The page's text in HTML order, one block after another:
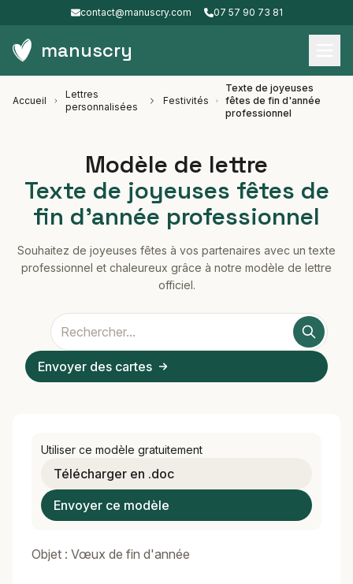
contact@manuscry.com 07 57 90 73 81
manuscry
Accueil
Lettres
personnalisées
Festivités
Texte de joyeuses
fêtes de fin d'année
professionnel
Modèle de lettre
Texte de joyeuses fêtes de
fin d'année professionnel
Souhaitez de joyeuses fêtes à vos partenaires avec un texte
professionnel et chaleureux grâce à notre modèle de lettre
officiel.
Envoyer des cartes
Utiliser ce modèle gratuitement
Télécharger en .doc
Envoyer ce modèle
Objet : Vœux de fin d'année